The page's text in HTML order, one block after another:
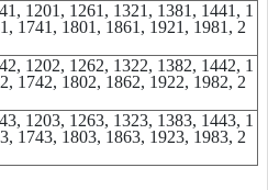
1201, 1261, 1321, 1381, 1441, 1
1741, 1801, 1861, 1921, 1981, 2
1202, 1262, 1322, 1382, 1442, 1
1742, 1802, 1862, 1922, 1982, 2
1203, 1263, 1323, 1383, 1443, 1
1743, 1803, 1863, 1923, 1983, 2